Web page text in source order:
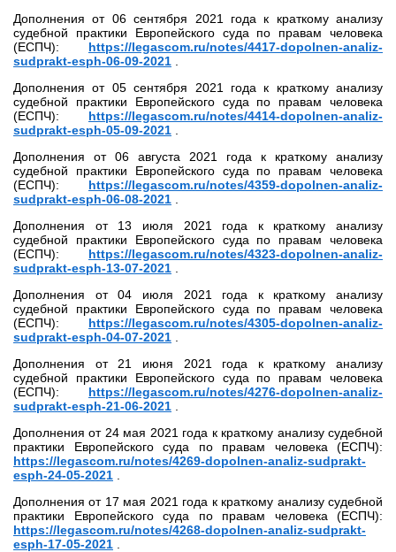
Дополнения от 06 сентября 2021 года к краткому анализу
судебной практики Европейского суда по правам человека
(ЕСПЧ): https://legascom.ru/notes/4417-dopolnen-analiz-
sudprakt-esph-06-09-2021
Дополнения от 05 сентября 2021 года к краткому анализу
судебной практики Европейского суда по правам человека
(ЕСПЧ): https://legascom.ru/notes/4414-dopolnen-analiz-
sudprakt-esph-05-09-2021
Дополнения от 06 августа 2021 года к краткому анализу
судебной практики Европейского суда по правам человека
(ЕСПЧ): https://legascom.ru/notes/4359-dopolnen-analiz-
sudprakt-esph-06-08-2021
Дополнения от 13 июля 2021 года к краткому анализу
судебной практики Европейского суда по правам человека
(ЕСПЧ): https://legascom.ru/notes/4323-dopolnen-analiz-
sudprakt-esph-13-07-2021
Дополнения от 04 июля 2021 года к краткому анализу
судебной практики Европейского суда по правам человека
(ЕСПЧ): https://legascom.ru/notes/4305-dopolnen-analiz-
sudprakt-esph-04-07-2021
Дополнения от 21 июня 2021 года к краткому анализу
судебной практики Европейского суда по правам человека
(ЕСПЧ): https://legascom.ru/notes/4276-dopolnen-analiz-
sudprakt-esph-21-06-2021
Дополнения от 24 мая 2021 года к краткому анализу судебной
практики Европейского суда по правам человека (ЕСПЧ):
https://legascom.ru/notes/4269-dopolnen-analiz-sudprakt-
esph-24-05-2021
Дополнения от 17 мая 2021 года к краткому анализу судебной
практики Европейского суда по правам человека (ЕСПЧ):
https://legascom.ru/notes/4268-dopolnen-analiz-sudprakt-
esph-17-05-2021